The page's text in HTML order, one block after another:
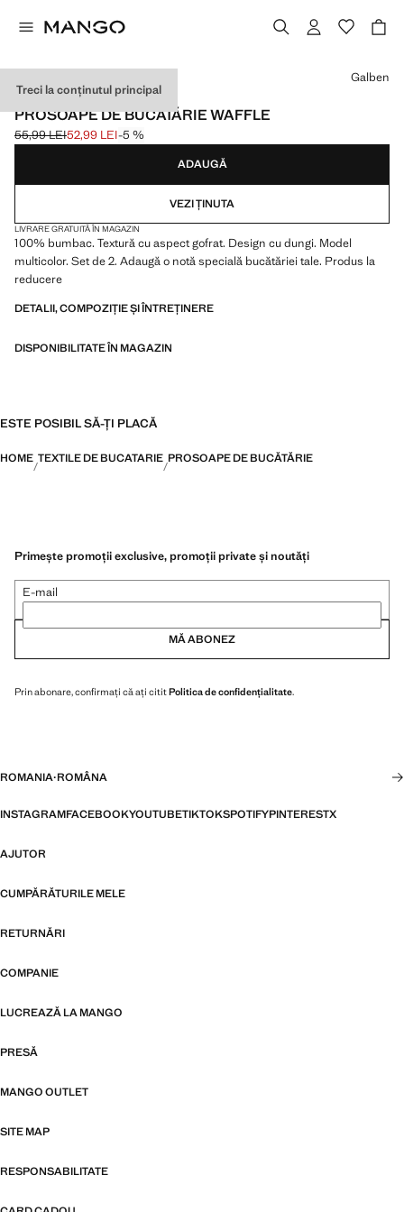
Treci la conținutul principal
SET DE 2
PROSOAPE DE BUCĂTĂRIE WAFFLE
Preț inițial tăiat [55,99 LEI ]
55,99 LEI
Preț actual [52,99 LEI ]
52,99 LEI-5 %
Selectează o culoare
Galben
ADAUGĂ
VEZI ȚINUTA
LIVRARE GRATUITĂ ÎN MAGAZIN
100% bumbac. Textură cu aspect gofrat. Design cu dungi. Model
multicolor. Set de 2. Adaugă o notă specială bucătăriei tale. Produs la
reducere
DETALII, COMPOZIȚIE ȘI ÎNTREȚINERE
DISPONIBILITATE ÎN MAGAZIN
ESTE POSIBIL SĂ-ȚI PLACĂ
HOME TEXTILE DE BUCATARIE PROSOAPE DE BUCĂTĂRIE
Primește promoții exclusive, promoții private și noutăți
E-mail
MĂ ABONEZ
Prin abonare, confirmați că ați cititPolitica de confidențialitate.
ROMANIA·ROMÂNA
INSTAGRAMFACEBOOKYOUTUBETIKTOKSPOTIFYPINTERESTX
AJUTOR
CUMPĂRĂTURILE MELE
RETURNĂRI
COMPANIE
LUCREAZĂ LA MANGO
PRESĂ
MANGO OUTLET
SITE MAP
RESPONSABILITATE